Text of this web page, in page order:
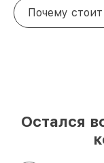
Почему
Остался